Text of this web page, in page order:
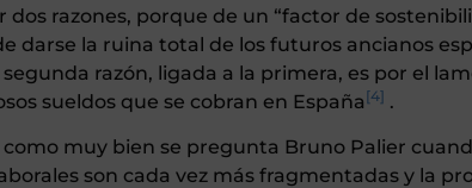
dos razones, porque de un “factor de
darse la ruina total de los futuros ancianos
razón, ligada a la primera, es por el
sueldos que se cobran en España [4] .
muy bien se pregunta Bruno Palier
son cada vez más fragmentadas y la